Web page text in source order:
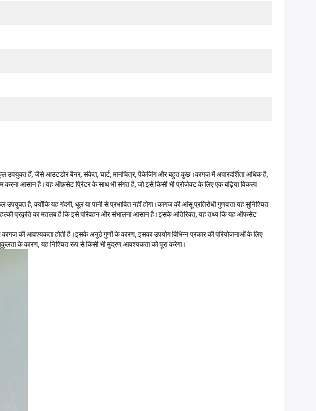
उपयुक्त हैं, जैसे आउटडोर बैनर, संकेत, चार्ट, मानचित्र, पैकेजिंग और बहुत कुछ।कागज़ में अपारदर्शिता अधिक है,
करना आसान है।यह ऑफ़सेट प्रिंटर के साथ भी संगत है, जो इसे किसी भी प्रोजेक्ट के लिए एक बढ़िया विकल्प
है, क्योंकि यह गंदगी, धूल या पानी से प्रभावित नहीं होगा।कागज की आंसू प्रतिरोधी गुणवत्ता यह सुनिश्चित
की हल्की प्रकृति का मतलब है कि इसे परिवहन और संभालना आसान है।इसके अतिरिक्त, यह तथ्य कि यह ऑफसेट
की आवश्यकता होती है।इसके अनूठे गुणों के कारण, इसका उपयोग विभिन्न प्रकार की परियोजनाओं के लिए
के कारण, यह निश्चित रूप से किसी भी मुद्रण आवश्यकता को पूरा करेगा।